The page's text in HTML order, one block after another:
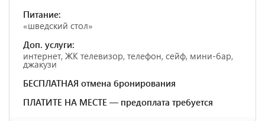
Питание:
«шведский стол»
Доп. услуги:
интернет, ЖК телевизор, телефон, сейф, мини-бар,
джакузи
БЕСПЛАТНАЯ отмена бронирования
ПЛАТИТЕ НА МЕСТЕ — предоплата требуется